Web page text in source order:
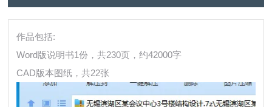
作品包括:
Word版说明书1份，共230页，约42000字
CAD版本图纸，共22张